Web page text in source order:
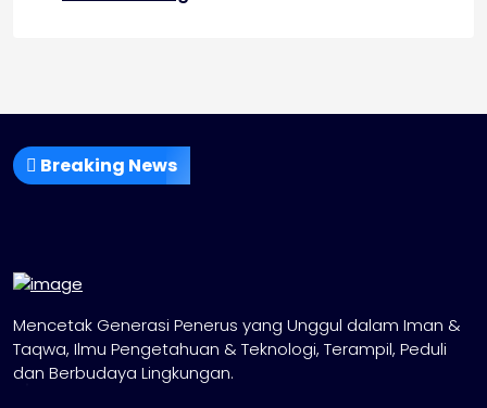
Breaking News
Mencetak Generasi Penerus yang Unggul dalam Iman &
Taqwa, Ilmu Pengetahuan & Teknologi, Terampil, Peduli
dan Berbudaya Lingkungan.